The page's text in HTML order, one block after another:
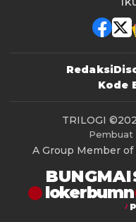
Redaksi
Kode
TRILOGI
Pembuat
A Group Member of
lokerbumn